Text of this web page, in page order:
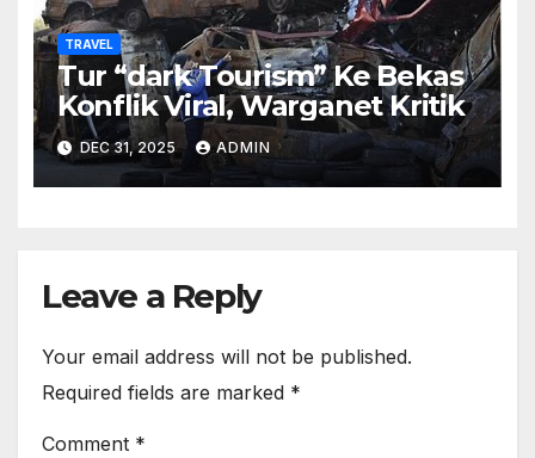
TRAVEL
Tur “dark Tourism” Ke Bekas
Konflik Viral, Warganet Kritik
DEC 31, 2025 ADMIN
Leave a Reply
Your email address will not be published.
Required fields are marked *
Comment *